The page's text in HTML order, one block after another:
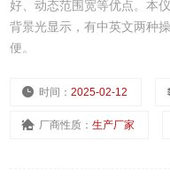
好、动态范围宽等优点。本
背景光显示，有中英文两种
便。
时间：2025-02-12
厂商性质：生产厂家